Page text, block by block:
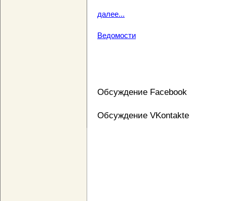
далее...
Ведомости
Обсуждение Facebook
Обсуждение VKontakte